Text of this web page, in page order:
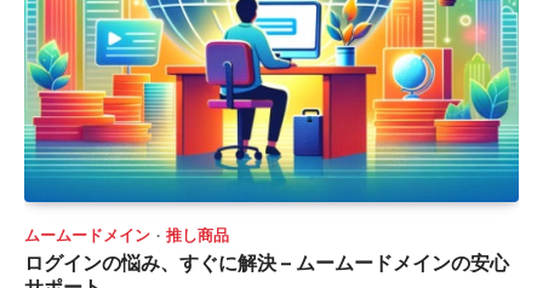
ムームードメイン 推し商品
ログインの悩み、すぐに解決 – ムームードメインの安心